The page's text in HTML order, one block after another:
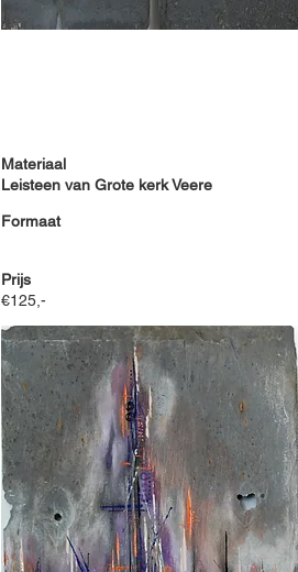
Materiaal
Leisteen van Grote kerk Veere
Formaat
Prijs
€125,-